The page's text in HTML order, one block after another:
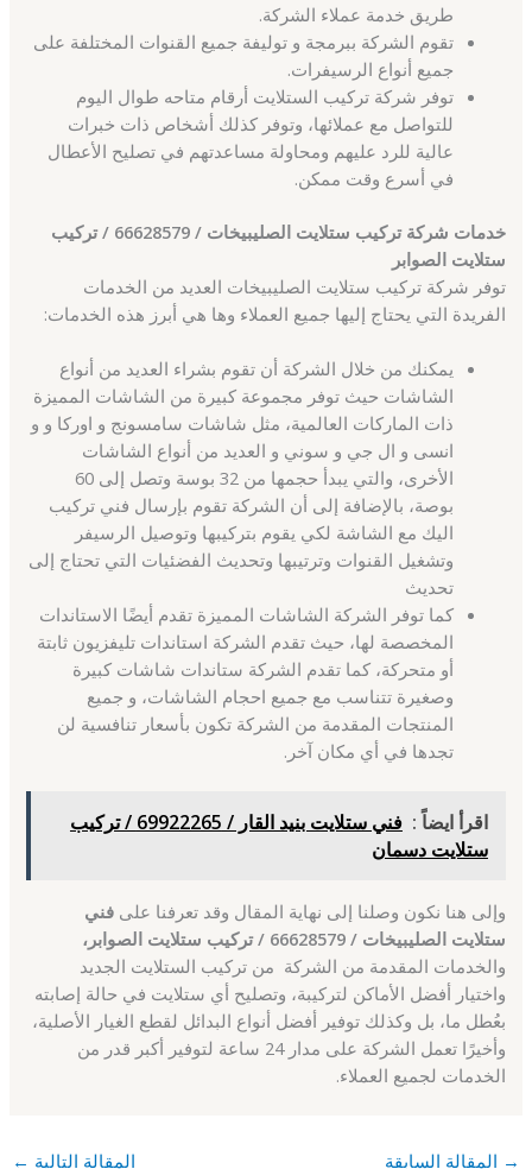
طريق خدمة عملاء الشركة.
تقوم الشركة ببرمجة و توليفة جميع القنوات المختلفة على
جميع أنواع الرسيفرات.
توفر شركة تركيب الستلايت أرقام متاحه طوال اليوم
للتواصل مع عملائها، وتوفر كذلك أشخاص ذات خبرات
عالية للرد عليهم ومحاولة مساعدتهم في تصليح الأعطال
في أسرع وقت ممكن.
خدمات شركة تركيب ستلايت الصليبيخات / 66628579 / تركيب
ستلايت الصوابر
توفر شركة تركيب ستلايت الصليبيخات العديد من الخدمات
الفريدة التي يحتاج إليها جميع العملاء وها هي أبرز هذه الخدمات:
يمكنك من خلال الشركة أن تقوم بشراء العديد من أنواع
الشاشات حيث توفر مجموعة كبيرة من الشاشات المميزة
ذات الماركات العالمية، مثل شاشات سامسونج و اوركا و و
انسى و ال جي و سوني و العديد من أنواع الشاشات
الأخرى، والتي يبدأ حجمها من 32 بوسة وتصل إلى 60
بوصة، بالإضافة إلى أن الشركة تقوم بإرسال فني تركيب
اليك مع الشاشة لكي يقوم بتركيبها وتوصيل الرسيفر
وتشغيل القنوات وترتيبها وتحديث الفضئيات التي تحتاج إلى
تحديث
كما توفر الشركة الشاشات المميزة تقدم أيضًا الاستاندات
المخصصة لها، حيث تقدم الشركة استاندات تليفزيون ثابتة
أو متحركة، كما تقدم الشركة ستاندات شاشات كبيرة
وصغيرة تتناسب مع جميع احجام الشاشات، و جميع
المنتجات المقدمة من الشركة تكون بأسعار تنافسية لن
تجدها في أي مكان آخر.
اقرأ ايضاً :
فني ستلايت بنيد القار / 69922265 / تركيب
ستلايت دسمان
وإلى هنا نكون وصلنا إلى نهاية المقال وقد تعرفنا علىفني
ستلايت الصليبيخات / 66628579 / تركيب ستلايت الصوابر،
والخدمات المقدمة من الشركة من تركيب الستلايت الجديد
واختيار أفضل الأماكن لتركيبة، وتصليح أي ستلايت في حالة إصابته
بعُطل ما، بل وكذلك توفير أفضل أنواع البدائل لقطع الغيار الأصلية،
وأخيرًا تعمل الشركة على مدار 24 ساعة لتوفير أكبر قدر من
الخدمات لجميع العملاء.
→ المقالة السابقة المقالة التالية ←